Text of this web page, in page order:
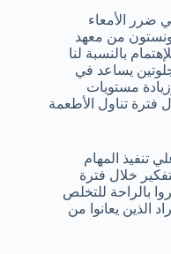
ضرر الأمعاء
من معهد
بالنسبة لنا
يساعد في
مستويات
فترة تناول الأطعمة
تنفيذ المهام
خلال فترة
بالراحة للتخلص
الذين يعانوا من